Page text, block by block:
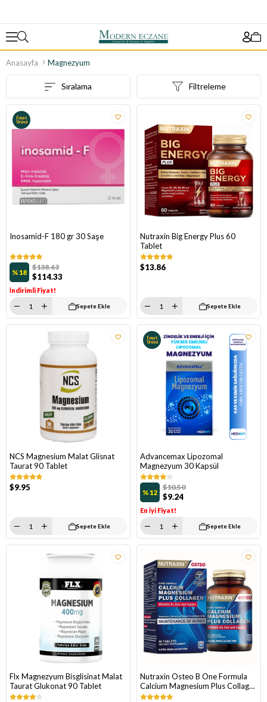
Anasayfa Magnezyum
Filtreleme
Sıralama
Inosamid-F 180 gr 30 Saşe
%18 $114.33
$138.63
İndirimli Fiyat!
Fırsat
Ürünü
Sepete Ekle
Nutraxin Big Energy Plus 60
Tablet
$13.86
Sepete Ekle
NCS Magnesium Malat Glisnat
Taurat 90 Tablet
$9.95
Sepete Ekle
Advancemax Lipozomal
Magnezyum 30 Kapsül
%12 $9.24
$10.50
En İyi Fiyat!
Fırsat
Ürünü
Sepete Ekle
Flx Magnezyum Bisglisinat Malat
Taurat Glukonat 90 Tablet
Nutraxin Osteo B One Formula
Calcium Magnesium Plus Collagen
90 Tablet